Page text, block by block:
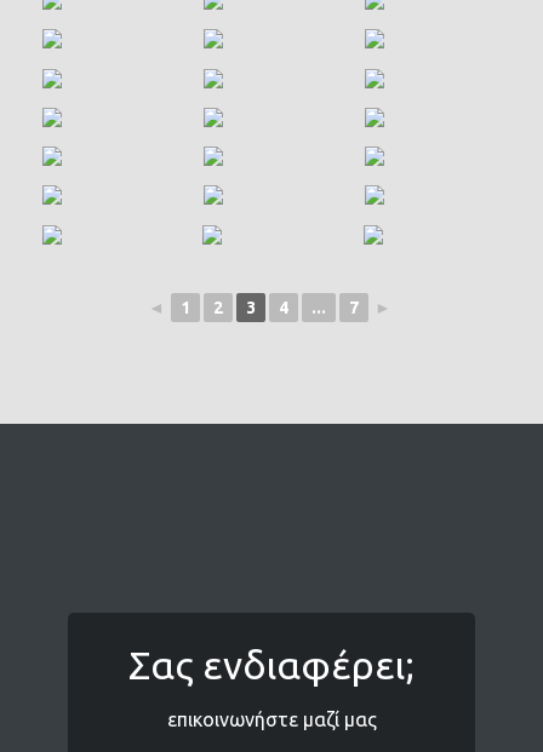
◄ 1 2 3 4 ... 7 ►
Σας ενδιαφέρει;
επικοινωνήστε μαζί μας